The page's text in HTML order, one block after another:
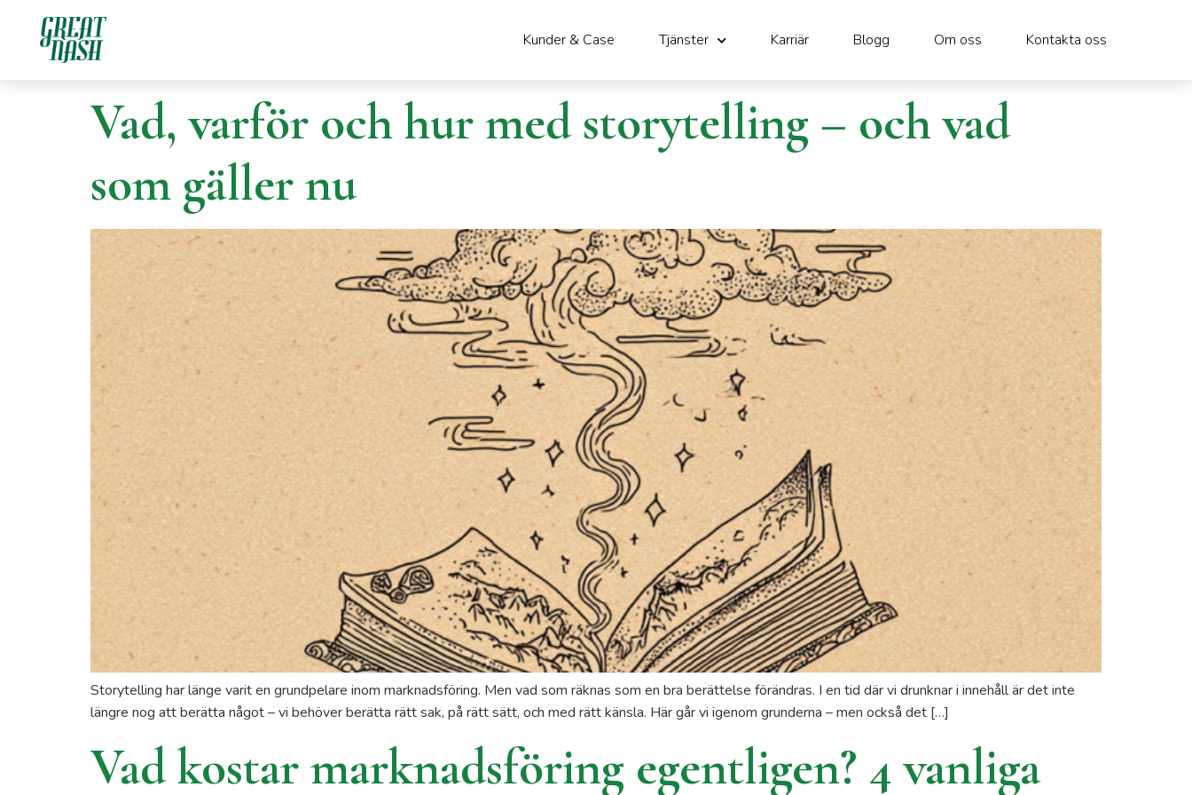
Kunder & Case Tjänster Karriär Blogg Om oss Kontakta oss
Category:
Vad, varför och hur med storytelling – och vad
som gäller nu
Storytelling har länge varit en grundpelare inom marknadsföring. Men vad som räknas som en bra berättelse förändras. I en tid där vi drunknar i innehåll är det inte
längre nog att berätta något – vi behöver berätta rätt sak, på rätt sätt, och med rätt känsla. Här går vi igenom grunderna – men också det […]
Vad kostar marknadsföring egentligen? 4 vanliga